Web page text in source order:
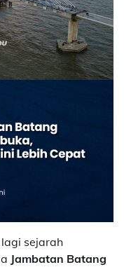
sejarah
Jambatan Batang